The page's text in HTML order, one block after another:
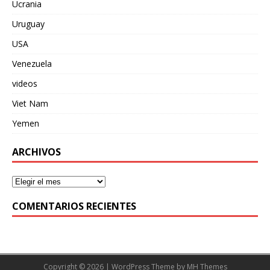
Ucrania
Uruguay
USA
Venezuela
videos
Viet Nam
Yemen
ARCHIVOS
COMENTARIOS RECIENTES
Copyright © 2026 | WordPress Theme by MH Themes